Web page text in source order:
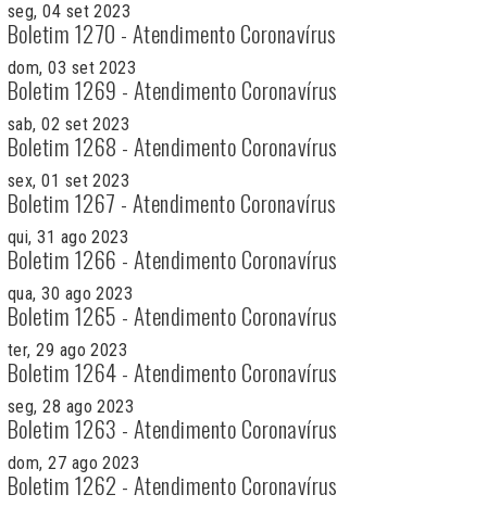
seg, 04 set 2023
Boletim 1270 - Atendimento Coronavírus
dom, 03 set 2023
Boletim 1269 - Atendimento Coronavírus
sab, 02 set 2023
Boletim 1268 - Atendimento Coronavírus
sex, 01 set 2023
Boletim 1267 - Atendimento Coronavírus
qui, 31 ago 2023
Boletim 1266 - Atendimento Coronavírus
qua, 30 ago 2023
Boletim 1265 - Atendimento Coronavírus
ter, 29 ago 2023
Boletim 1264 - Atendimento Coronavírus
seg, 28 ago 2023
Boletim 1263 - Atendimento Coronavírus
dom, 27 ago 2023
Boletim 1262 - Atendimento Coronavírus